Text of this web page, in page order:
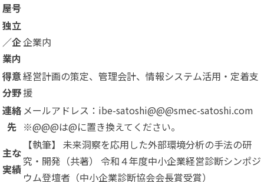
屋号
独立
／企
業内
企業内
得意
分野
経営計画の策定、管理会計、情報システム活用・定着支
援
連絡
先
メールアドレス：ibe-satoshi@@@smec-satoshi.com
※@@@は@に置き換えてください。
主な
実績
【執筆】 未来洞察を応用した外部環境分析の手法の研
究・開発（共著） 令和４年度中小企業経営診断シンポジ
ウム登壇者（中小企業診断協会会長賞受賞）